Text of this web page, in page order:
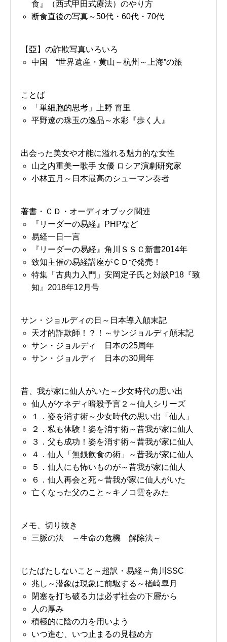
食』（西式甲田式療法）のやり方
断食直後の写真～50代・60代・70代
【亞】の詐欺写真いろいろ
中国 “世界遺産・黄山～杭州～上海”の旅
ことば
「単細胞的思考」上野 霄里
平野遼の珠玉の逸品～水彩『歩く人』
出会った美女や才能に溢れる魅力的な女性
山之内重美ー歌手 女優 ロシア演劇研究家
小林五月～日本最高のシューマン奏者
著書・ＣＤ・オーディオブック関連
『リーダーの易経』PHPなど
易経一日一言
『リーダーの易経』角川ＳＳＣ新書2014年
致知主催の易経講座がＣＤで発売！
特集「古典力入門」安岡定子氏と対談P18『致
知』2018年12月号
サン・ジョルディの日～日本導入顛末記
天才的詐欺師！？！～サンジョルディ顛末記
サン・ジョルディ 日本の25周年
サン・ジョルディ 日本の30周年
昔、我が家に仙人がいた～少女時代の思い出
仙人がケネディ暗殺予言２～仙人シリーズ
１．姿を消す術～少女時代の思い出「仙人」
２．私も体験！姿を消す術～昔我が家に仙人
３．父も成功！姿を消す術～昔我が家に仙人
４．仙人「無銭飲食の術」～昔我が家に仙人
５．仙人にも怖いものが～昔我が家に仙人
６．仙人再会と死～昔我が家に仙人がいた
亡くなった父のこと～キノコ雲をみた
メモ、切り抜き
三脈の法 ～生命の危機 解除法～
じたばたしないこと～超訳・易経～角川SSC
兆し～潜象は現象に前駆する～楢崎皐月
閉塞を打ち破る力は必ず社会の下層から
人の厚み
積極的に陰の力を用いよう
いつ進む、いつ止まるの見極め方